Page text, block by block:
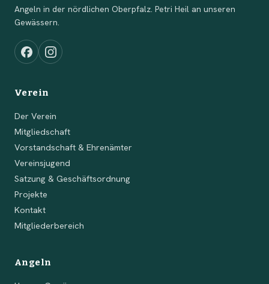
Angeln in der nördlichen Oberpfalz. Petri Heil an unseren
Gewässern.
Verein
Der Verein
Mitgliedschaft
Vorstandschaft & Ehrenämter
Vereinsjugend
Satzung & Geschäftsordnung
Projekte
Kontakt
Mitgliederbereich
Angeln